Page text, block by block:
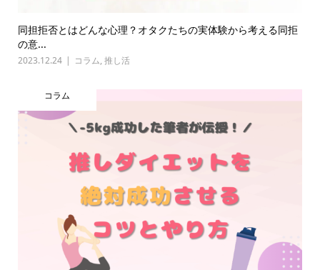
同担拒否とはどんな心理？オタクたちの実体験から考える同拒
の意...
2023.12.24 コラム, 推し活
コラム